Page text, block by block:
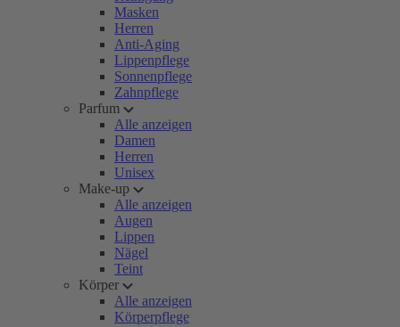
Masken
Herren
Anti-Aging
Lippenpflege
Sonnenpflege
Zahnpflege
Parfum
Alle anzeigen
Damen
Herren
Unisex
Make-up
Alle anzeigen
Augen
Lippen
Nägel
Teint
Körper
Alle anzeigen
Körperpflege